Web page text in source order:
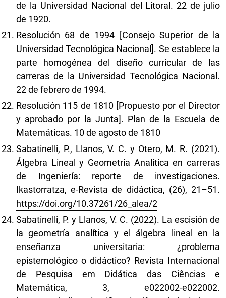
de la Universidad Nacional del Litoral. 22 de julio
de 1920.
Resolución 68 de 1994 [Consejo Superior de la
Universidad Tecnológica Nacional]. Se establece la
parte homogénea del diseño curricular de las
carreras de la Universidad Tecnológica Nacional.
22 de febrero de 1994.
Resolución 115 de 1810 [Propuesto por el Director
y aprobado por la Junta]. Plan de la Escuela de
Matemáticas. 10 de agosto de 1810
Sabatinelli, P., Llanos, V. C. y Otero, M. R. (2021).
Álgebra Lineal y Geometría Analítica en carreras
de Ingeniería: reporte de investigaciones.
Ikastorratza, e-Revista de didáctica, (26), 21–51.
https://doi.org/10.37261/26_alea/2
Sabatinelli, P. y Llanos, V. C. (2022). La escisión de
la geometría analítica y el álgebra lineal en la
enseñanza universitaria: ¿problema
epistemológico o didáctico? Revista Internacional
de Pesquisa em Didática das Ciências e
Matemática, 3, e022002-e022002.